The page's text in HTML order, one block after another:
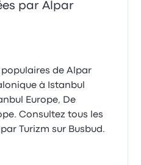
par Alpar
populaires de Alpar
à Istanbul
Europe, De
Consultez tous les
Turizm sur Busbud.